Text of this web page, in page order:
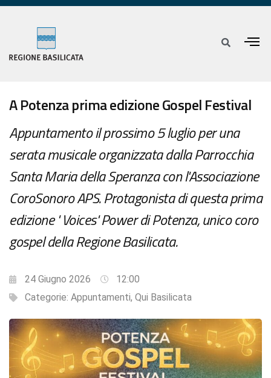
A Potenza prima edizione Gospel Festival
Appuntamento il prossimo 5 luglio per una
serata musicale organizzata dalla Parrocchia
Santa Maria della Speranza con l'Associazione
CoroSonoro APS. Protagonista di questa prima
edizione ' Voices' Power di Potenza, unico coro
gospel della Regione Basilicata.
24 Giugno 2026
12:00
Categorie: Appuntamenti, Qui Basilicata